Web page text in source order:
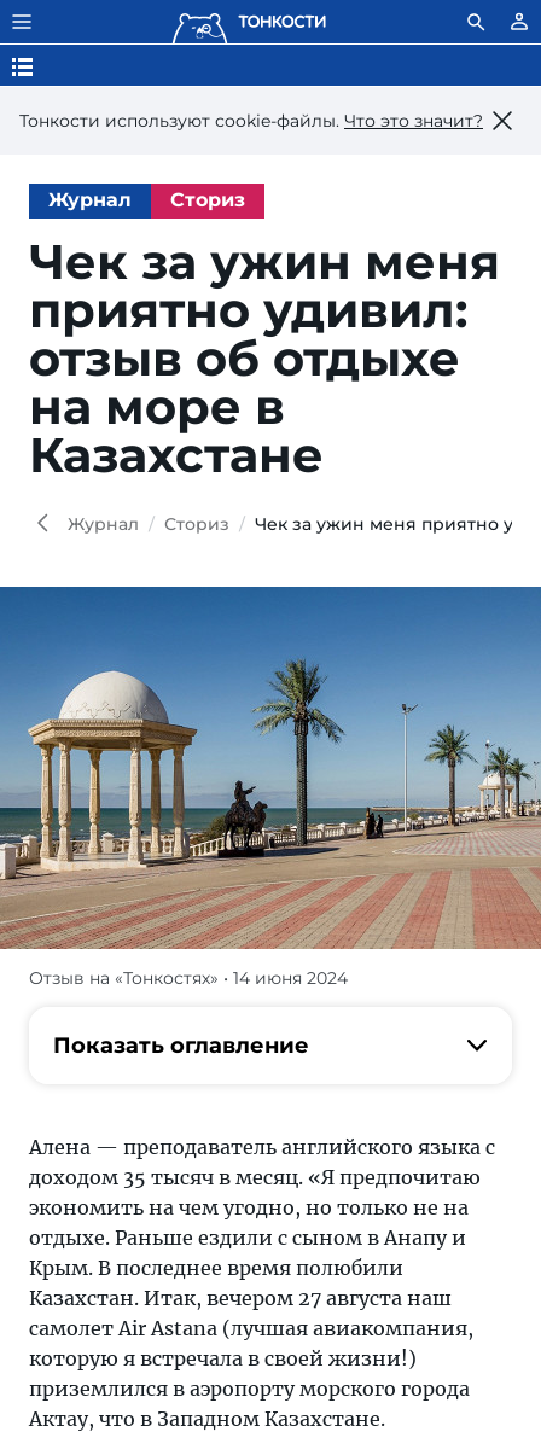
Тонкости используют сookie-файлы. Что это значит?
Журнал Сториз
Чек за ужин меня
приятно удивил:
отзыв об отдыхе
на море в
Казахстане
Журнал Сториз Чек за ужин меня приятно
Я
экономить
только
отдыхе
Отзыв на «Тонкостях» • 14 июня 2024
Показать оглавление
Алена — преподаватель английского языка с
доходом 35 тысяч в месяц. «Я предпочитаю
экономить на чем угодно, но только не на
отдыхе. Раньше ездили с сыном в Анапу и
Крым. В последнее время полюбили
Казахстан. Итак, вечером 27 августа наш
самолет Air Astana (лучшая авиакомпания,
которую я встречала в своей жизни!)
приземлился в аэропорту морского города
Актау, что в Западном Казахстане.